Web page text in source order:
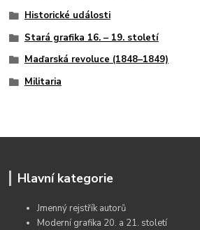
Historické události
Stará grafika 16. – 19. století
Maďarská revoluce (1848–1849)
Militaria
Hlavní kategorie
Jmenný rejstřík autorů
Moderní grafika 20. a 21. století